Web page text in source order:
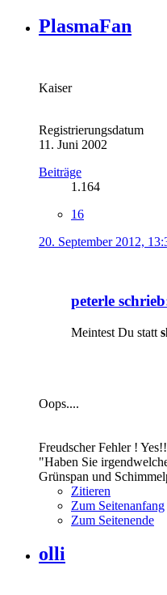
PlasmaFan
Kaiser
Registrierungsdatum
11. Juni 2002
Beiträge
1.164
16
20. September 2012,
peterle
Meintest Du statt
Oops....
Freudscher Fehler !
"Haben Sie
Grünspan und
Zitieren
Zum Seitenanfang
Zum Seitenende
olli